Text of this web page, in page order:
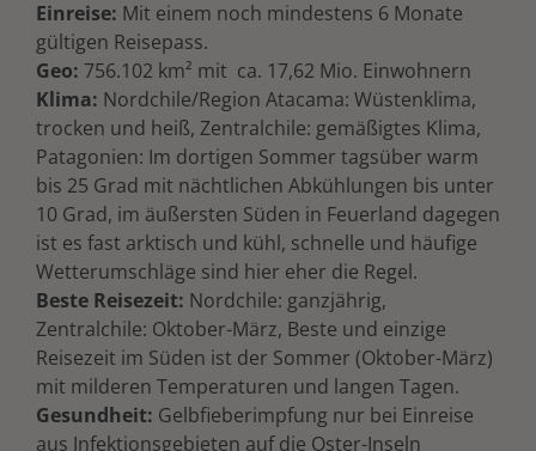
Einreise: Mit einem noch mindestens 6 Monate
gültigen Reisepass.
Geo: 756.102 km² mit ca. 17,62 Mio. Einwohnern
Klima: Nordchile/Region Atacama: Wüstenklima,
trocken und heiß, Zentralchile: gemäßigtes Klima,
Patagonien: Im dortigen Sommer tagsüber warm
bis 25 Grad mit nächtlichen Abkühlungen bis unter
10 Grad, im äußersten Süden in Feuerland dagegen
ist es fast arktisch und kühl, schnelle und häufige
Wetterumschläge sind hier eher die Regel.
Beste Reisezeit: Nordchile: ganzjährig,
Zentralchile: Oktober-März, Beste und einzige
Reisezeit im Süden ist der Sommer (Oktober-März)
mit milderen Temperaturen und langen Tagen.
Gesundheit: Gelbfieberimpfung nur bei Einreise
aus Infektionsgebieten auf die Oster-Inseln